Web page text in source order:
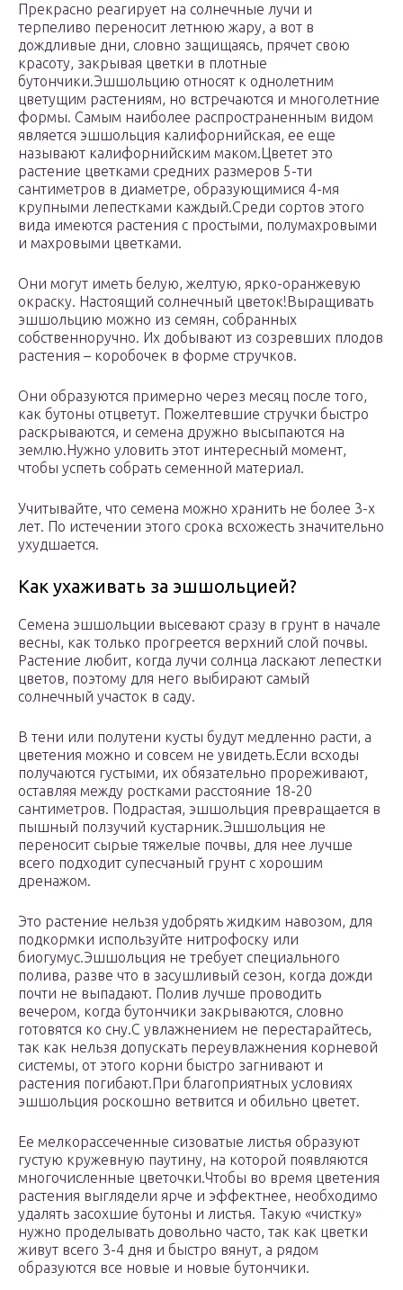
Прекрасно реагирует на солнечные лучи и
терпеливо переносит летнюю жару, а вот в
дождливые дни, словно защищаясь, прячет свою
красоту, закрывая цветки в плотные
бутончики.Эшшольцию относят к однолетним
цветущим растениям, но встречаются и многолетние
формы. Самым наиболее распространенным видом
является эшшольция калифорнийская, ее еще
называют калифорнийским маком.Цветет это
растение цветками средних размеров 5-ти
сантиметров в диаметре, образующимися 4-мя
крупными лепестками каждый.Среди сортов этого
вида имеются растения с простыми, полумахровыми
и махровыми цветками.
Они могут иметь белую, желтую, ярко-оранжевую
окраску. Настоящий солнечный цветок!Выращивать
эшшольцию можно из семян, собранных
собственноручно. Их добывают из созревших плодов
растения – коробочек в форме стручков.
Они образуются примерно через месяц после того,
как бутоны отцветут. Пожелтевшие стручки быстро
раскрываются, и семена дружно высыпаются на
землю.Нужно уловить этот интересный момент,
чтобы успеть собрать семенной материал.
Учитывайте, что семена можно хранить не более 3-х
лет. По истечении этого срока всхожесть значительно
ухудшается.
Как ухаживать за эшшольцией?
Семена эшшольции высевают сразу в грунт в начале
весны, как только прогреется верхний слой почвы.
Растение любит, когда лучи солнца ласкают лепестки
цветов, поэтому для него выбирают самый
солнечный участок в саду.
В тени или полутени кусты будут медленно расти, а
цветения можно и совсем не увидеть.Если всходы
получаются густыми, их обязательно прореживают,
оставляя между ростками расстояние 18-20
сантиметров. Подрастая, эшшольция превращается в
пышный ползучий кустарник.Эшшольция не
переносит сырые тяжелые почвы, для нее лучше
всего подходит супесчаный грунт с хорошим
дренажом.
Это растение нельзя удобрять жидким навозом, для
подкормки используйте нитрофоску или
биогумус.Эшшольция не требует специального
полива, разве что в засушливый сезон, когда дожди
почти не выпадают. Полив лучше проводить
вечером, когда бутончики закрываются, словно
готовятся ко сну.С увлажнением не перестарайтесь,
так как нельзя допускать переувлажнения корневой
системы, от этого корни быстро загнивают и
растения погибают.При благоприятных условиях
эшшольция роскошно ветвится и обильно цветет.
Ее мелкорассеченные сизоватые листья образуют
густую кружевную паутину, на которой появляются
многочисленные цветочки.Чтобы во время цветения
растения выглядели ярче и эффектнее, необходимо
удалять засохшие бутоны и листья. Такую «чистку»
нужно проделывать довольно часто, так как цветки
живут всего 3-4 дня и быстро вянут, а рядом
образуются все новые и новые бутончики.